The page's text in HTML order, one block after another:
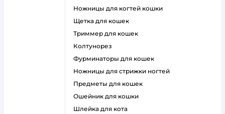
ножницы для когтей кошки
щетка для кошек
триммер для кошек
колтунорез
фурминаторы для кошек
ножницы для стрижки ногтей
предметы для кошек
ошейник для кошки
шлейка для кота